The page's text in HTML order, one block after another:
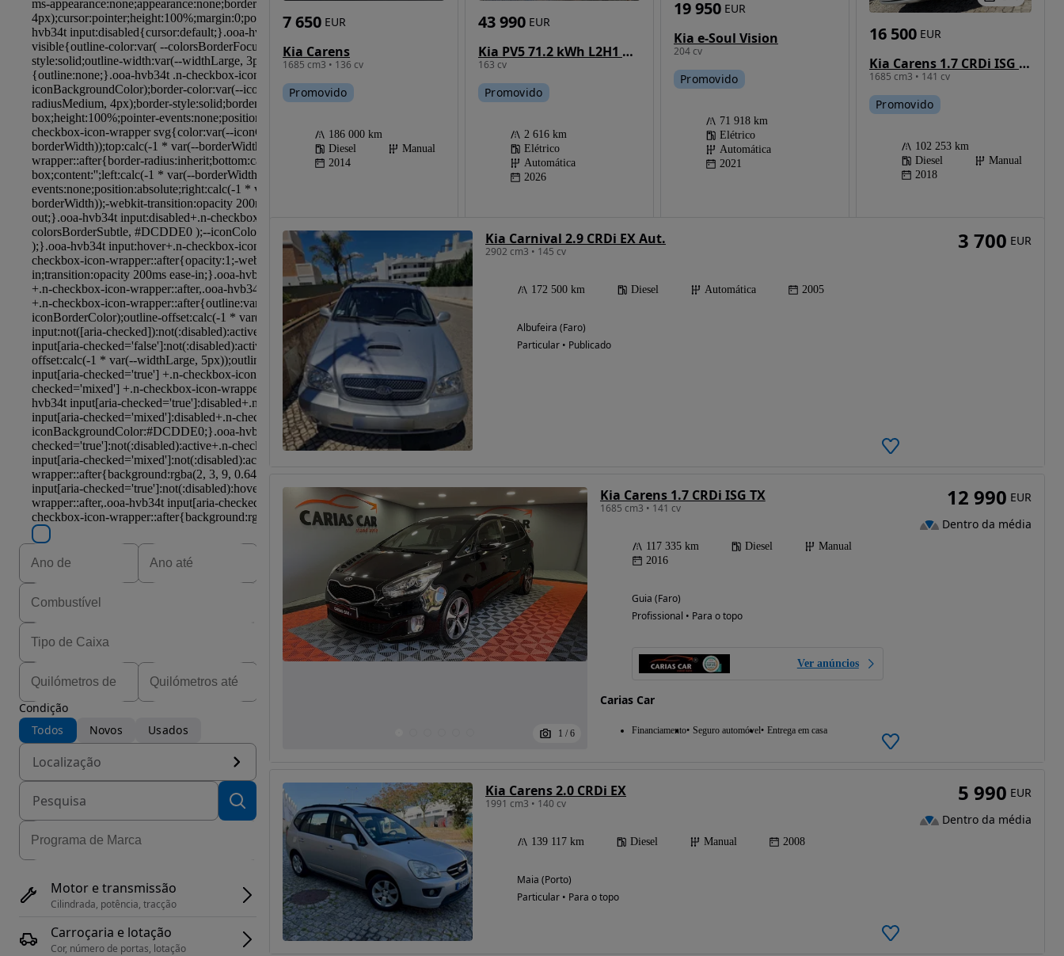
Condição
Todos
Novos Usados
Localização
Motor e transmissão
Cilindrada, potência, tracção
Carroçaria e lotação
Cor, número de portas, lotação
Kia Carens
1685 cm3 • 136 cv
7 650 EUR
Promovido
186 000 km
Diesel
Manual
2014
Kia PV5 71.2 kWh L2H1 + V2L
163 cv
43 990 EUR
Promovido
2 616 km
Elétrico
Automática
2026
Kia e-Soul Vision
204 cv
19 950 EUR
Promovido
71 918 km
Elétrico
Automática
2021
Kia Carens 1.7 CRDi ISG TX
1685 cm3 • 141 cv
16 500 EUR
Promovido
102 253 km
Diesel
Manual
2018
Kia Carnival 2.9 CRDi EX Aut.
2902 cm3 • 145 cv
172 500 km Diesel Automática 2005
Albufeira (Faro)
Particular • Publicado
3 700 EUR
1 / 6
Kia Carens 1.7 CRDi ISG TX
1685 cm3 • 141 cv
117 335 km Diesel
Manual
2016
Guia (Faro)
Profissional • Para o topo
Ver anúncios
Carias Car
Financiamento Seguro automóvel Entrega em casa
12 990 EUR
Dentro da média
Kia Carens 2.0 CRDi EX
1991 cm3 • 140 cv
139 117 km Diesel Manual 2008
Maia (Porto)
Particular • Para o topo
5 990 EUR
Dentro da média